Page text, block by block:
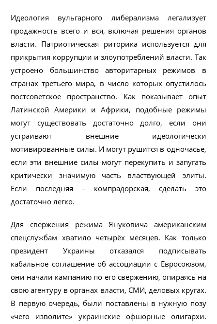
Идеология вульгарного либерализма легализует
продажность всего и вся, включая решения органов
власти. Патриотическая риторика используется для
прикрытия коррупции и злоупотреблений власти. Так
устроено большинство авторитарных режимов в
странах третьего мира, в число которых опустилось
постсоветское пространство. Как показывает опыт
Латинской Америки и Африки, подобные режимы
могут существовать достаточно долго, если они
устраивают внешние идеологически
мотивированные силы. И могут рушится в одночасье,
если эти внешние силы могут перекупить и запугать
критически значимую часть властвующей элиты.
Если последняя – компрадорская, сделать это
достаточно легко.
Для свержения режима Януковича американским
спецслужбам хватило четырёх месяцев. Как только
президент Украины отказался подписывать
кабальное соглашение об ассоциации с Евросоюзом,
они начали кампанию по его свержению, опираясь на
свою агентуру в органах власти, СМИ, деловых кругах.
В первую очередь, были поставлены в нужную позу
«чего изволите» украинские офшорные олигархи.